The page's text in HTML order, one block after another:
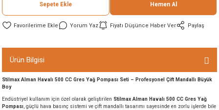
Sepete Ekle Hemen Al
Yorum Yaz Fiyatı Düşünce Haber Ver Paylaş
Ürün Bilgisi
Stilmax Alman Havalı 500 CC Gres Yağ Pompası Seti – Profesyonel Çift Mandallı Büyük
Boy
Endüstriyel kullanım için özel olarak geliştirilen Stilmax Alman Havalı 500 CC Gres Yağ
Pompası , güçlü hava basınç sistemi ve çift mandallı tasarımı sayesinde en zorlu işlerde bile